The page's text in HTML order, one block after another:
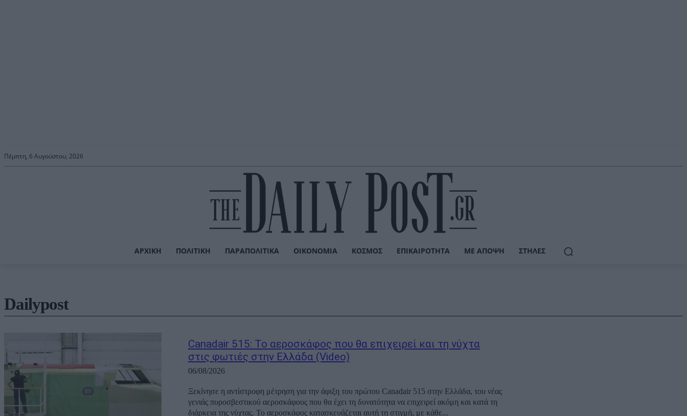
Πέμπτη, 6 Αυγούστου, 2026
ΑΡΧΙΚΉ ΠΟΛΙΤΙΚΉ ΠΑΡΑΠΟΛΙΤΙΚΆ ΟΙΚΟΝΟΜΊΑ ΚΌΣΜΟΣ ΕΠΙΚΑΙΡΌΤΗΤΑ ΜΕ ΆΠΟΨΗ ΣΤΉΛΕΣ
Dailypost
Canadair 515: Το αεροσκάφος που θα επιχειρεί και τη νύχτα
στις φωτιές στην Ελλάδα (Video)
06/08/2026
Ξεκίνησε η αντίστροφη μέτρηση για την άφιξη του πρώτου Canadair 515 στην Ελλάδα, του νέας
γενιάς πυροσβεστικού αεροσκάφους που θα έχει τη δυνατότητα να επιχειρεί ακόμη και κατά τη
διάρκεια της νύχτας. Το αεροσκάφος κατασκευάζεται αυτή τη στιγμή, με κάθε...